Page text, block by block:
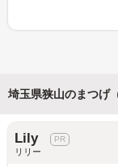
埼玉県狭山のまつげ
Lily
リリー